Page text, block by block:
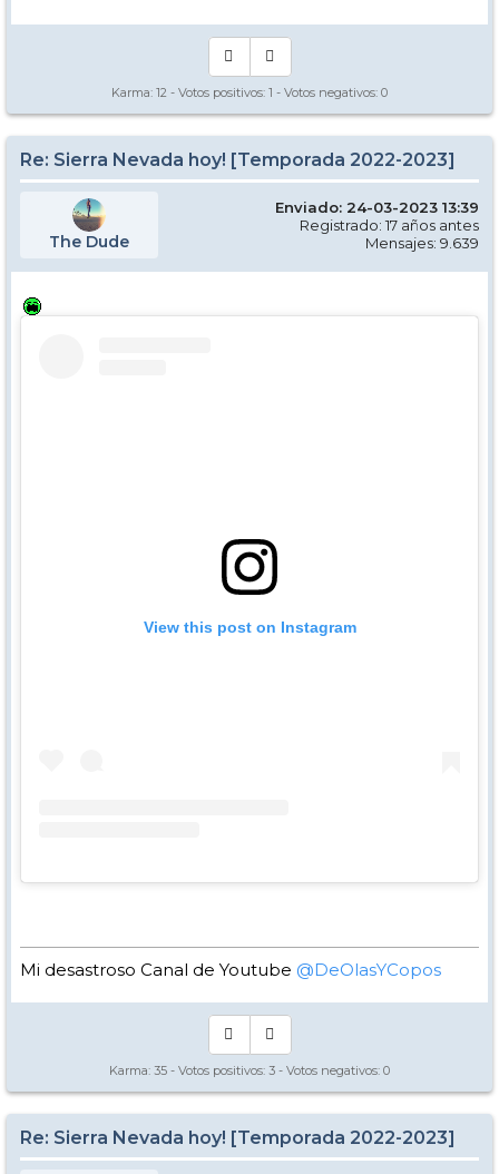
Karma: 12 - Votos positivos: 1 - Votos negativos: 0
Re: Sierra Nevada hoy! [Temporada 2022-2023]
The Dude
Enviado: 24-03-2023 13:39
Registrado: 17 años antes
Mensajes: 9.639
View this post on Instagram
Mi desastroso Canal de Youtube @DeOlasYCopos
Karma: 35 - Votos positivos: 3 - Votos negativos: 0
Re: Sierra Nevada hoy! [Temporada 2022-2023]